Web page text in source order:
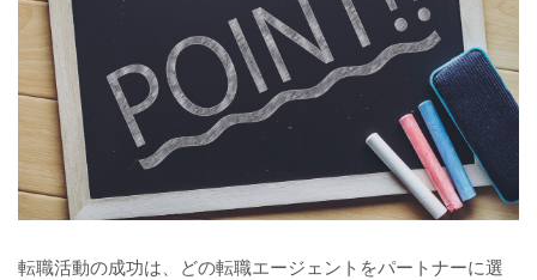
転職活動の成功は、どの転職エージェントをパートナーに選